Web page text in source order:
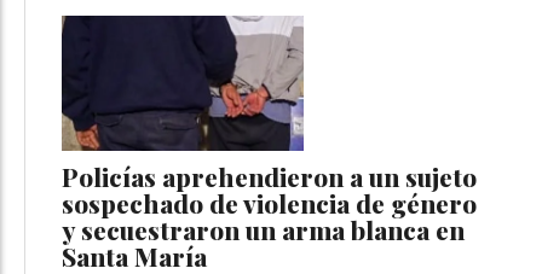
Policías aprehendieron a un sujeto
sospechado de violencia de género
y secuestraron un arma blanca en
Santa María